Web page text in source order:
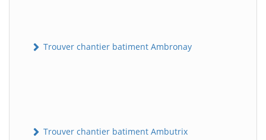
Trouver chantier batiment Ambronay
Trouver chantier batiment Ambutrix